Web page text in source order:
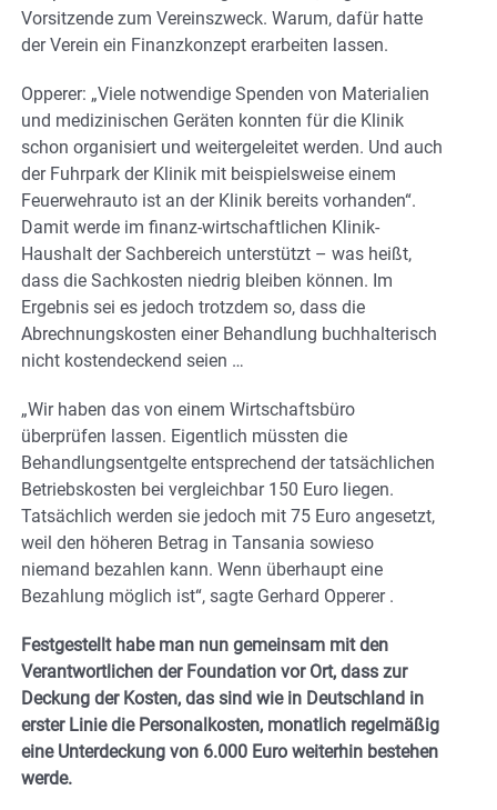
Vorsitzende zum Vereinszweck. Warum, dafür hatte
der Verein ein Finanzkonzept erarbeiten lassen.
Opperer: „Viele notwendige Spenden von Materialien
und medizinischen Geräten konnten für die Klinik
schon organisiert und weitergeleitet werden. Und auch
der Fuhrpark der Klinik mit beispielsweise einem
Feuerwehrauto ist an der Klinik bereits vorhanden“.
Damit werde im finanz-wirtschaftlichen Klinik-
Haushalt der Sachbereich unterstützt – was heißt,
dass die Sachkosten niedrig bleiben können. Im
Ergebnis sei es jedoch trotzdem so, dass die
Abrechnungskosten einer Behandlung buchhalterisch
nicht kostendeckend seien …
„Wir haben das von einem Wirtschaftsbüro
überprüfen lassen. Eigentlich müssten die
Behandlungsentgelte entsprechend der tatsächlichen
Betriebskosten bei vergleichbar 150 Euro liegen.
Tatsächlich werden sie jedoch mit 75 Euro angesetzt,
weil den höheren Betrag in Tansania sowieso
niemand bezahlen kann. Wenn überhaupt eine
Bezahlung möglich ist“, sagte Gerhard Opperer .
Festgestellt habe man nun gemeinsam mit den
Verantwortlichen der Foundation vor Ort, dass zur
Deckung der Kosten, das sind wie in Deutschland in
erster Linie die Personalkosten, monatlich regelmäßig
eine Unterdeckung von 6.000 Euro weiterhin bestehen
werde.